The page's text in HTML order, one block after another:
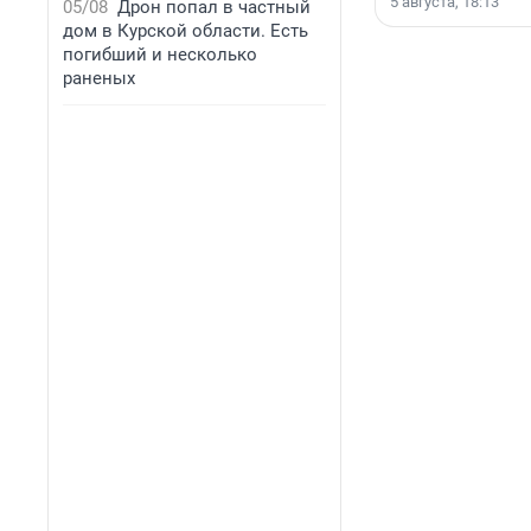
05/08 Дрон попал в частный
дом в Курской области. Есть
погибший и несколько
раненых